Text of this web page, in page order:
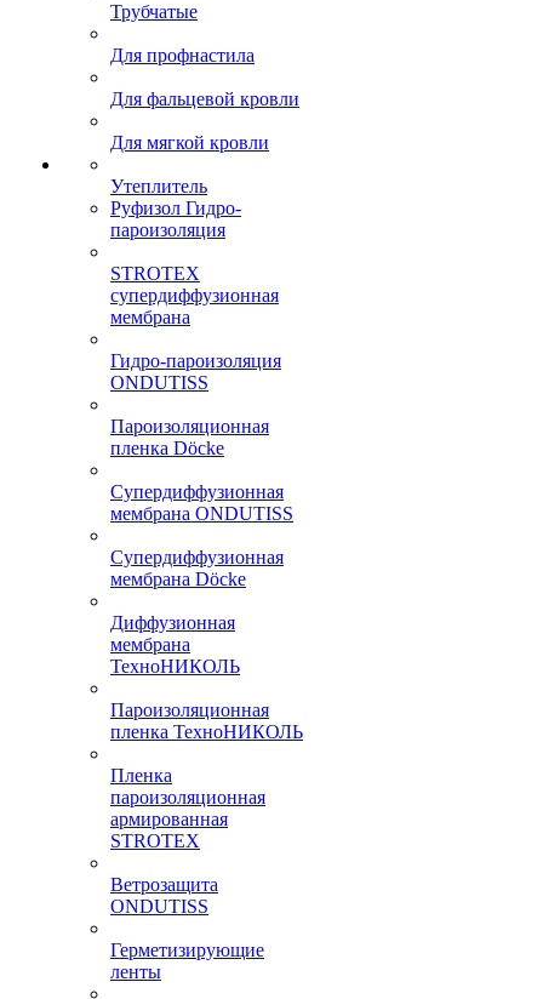
Трубчатые
Для профнастила
Для фальцевой кровли
Для мягкой кровли
Утеплитель
Руфизол Гидро-
пароизоляция
STROTEX
супердиффузионная
мембрана
Гидро-пароизоляция
ONDUTISS
Пароизоляционная
пленка Döcke
Супердиффузионная
мембрана ONDUTISS
Супердиффузионная
мембрана Döcke
Диффузионная
мембрана
ТехноНИКОЛЬ
Пароизоляционная
пленка ТехноНИКОЛЬ
Пленка
пароизоляционная
армированная
STROTEX
Ветрозащита
ONDUTISS
Герметизирующие
ленты